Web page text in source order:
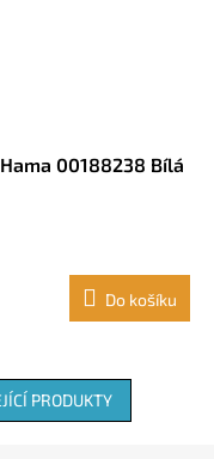
00188238 Bílá
Do košíku
PRODUKTY